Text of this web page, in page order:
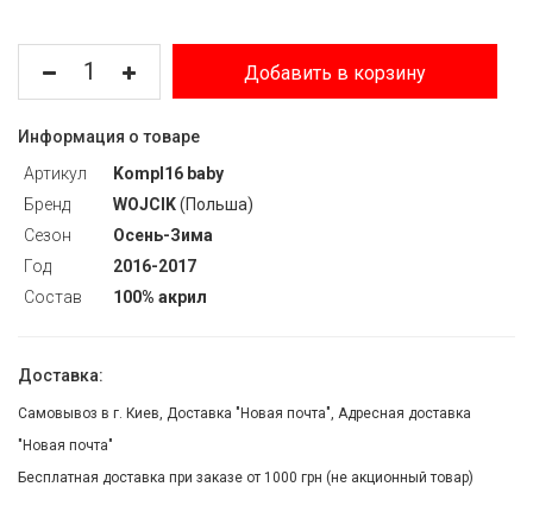
Добавить в корзину
Информация о товаре
Артикул
Kompl16 baby
Бренд
WOJCIK(Польша)
Сезон
Осень-Зима
Год
2016-2017
Состав
100% акрил
Доставка:
Самовывоз в г. Киев, Доставка "Новая почта", Адресная доставка
"Новая почта"
Бесплатная доставка при заказе от 1000 грн (не акционный товар)